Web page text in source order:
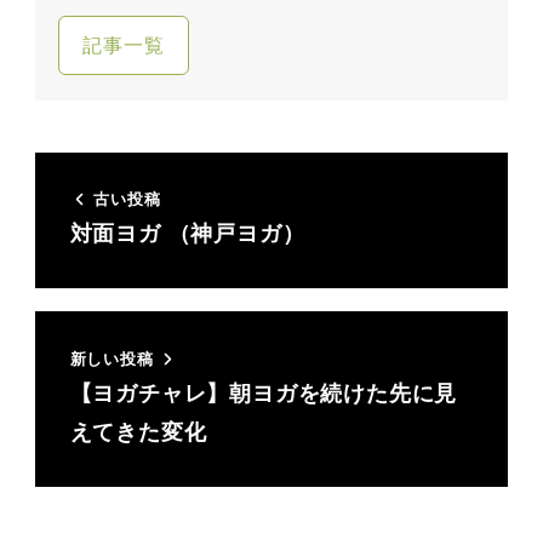
記事一覧
古い投稿
対面ヨガ （神戸ヨガ）
新しい投稿
【ヨガチャレ】朝ヨガを続けた先に見
えてきた変化